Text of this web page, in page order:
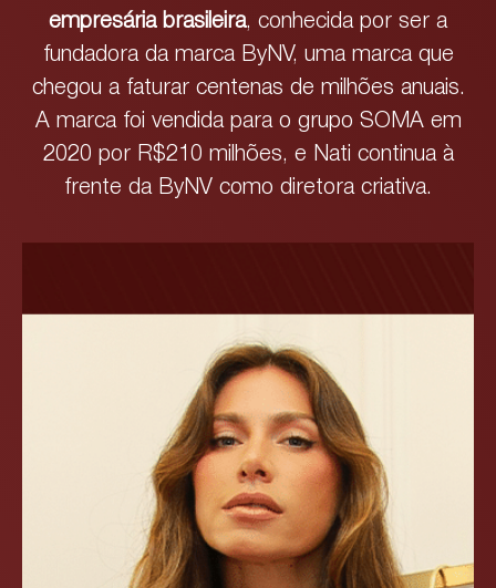
empresária brasileira, conhecida por ser a
fundadora da marca ByNV, uma marca que
chegou a faturar centenas de milhões anuais.
A marca foi vendida para o grupo SOMA em
2020 por R$210 milhões, e Nati continua à
frente da ByNV como diretora criativa.